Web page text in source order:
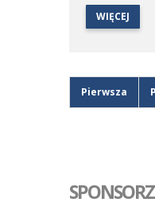
Królak.
razem
rzutu karnego
WIĘCEJ
Pierwsza